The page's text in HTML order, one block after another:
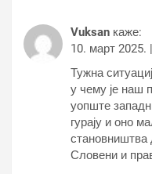
Vuksan каже:
10. март 2025.
Тужна
у чему је наш
уопште
гурају и оно
становништва
Словени и